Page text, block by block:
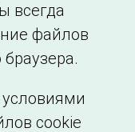
всегда
файлов
cookie